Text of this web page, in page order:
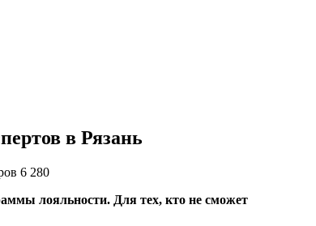
в Рязань
6 280
лояльности. Для тех, кто не сможет